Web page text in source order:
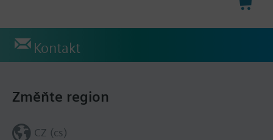
Kontakt
Změňte region
CZ (cs)